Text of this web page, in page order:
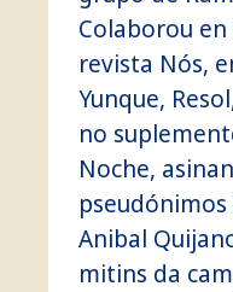
Colaborou
revista Nós,
Yunque,
no
Noche,
Anibal
mitins da